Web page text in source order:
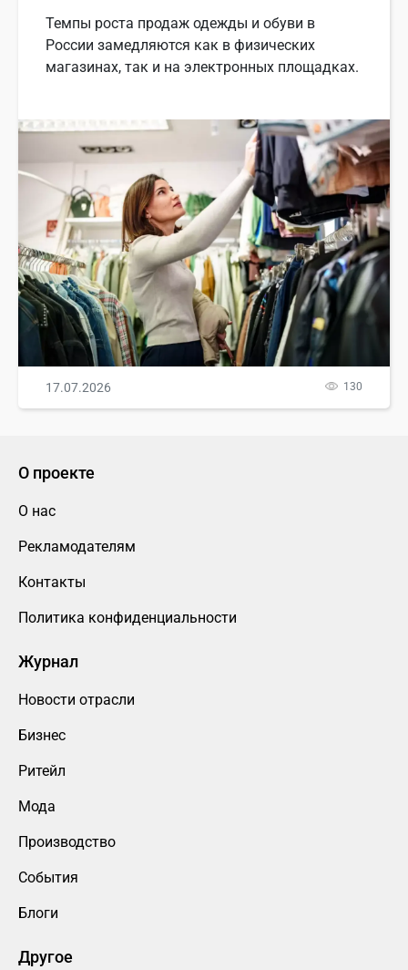
Темпы роста продаж одежды и обуви в
России замедляются как в физических
магазинах, так и на электронных площадках.
17.07.2026 130
О проекте
О нас
Рекламодателям
Контакты
Политика конфиденциальности
Журнал
Новости отрасли
Бизнес
Ритейл
Мода
Производство
События
Блоги
Другое